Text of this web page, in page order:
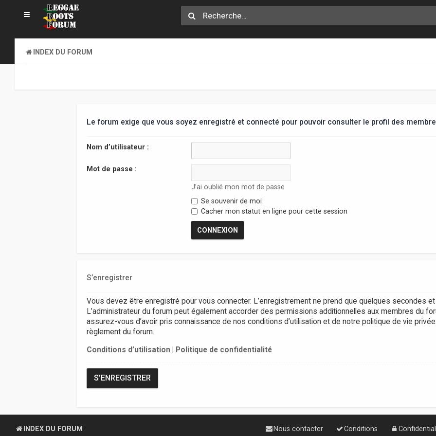
INDEX DU FORUM
Le forum exige que vous soyez enregistré et connecté pour pouvoir consulter le profil des
Nom d’utilisateur :
Mot de passe :
J’ai oublié mon mot de passe
Se souvenir de moi
Cacher mon statut en ligne pour cette session
S’enregistrer
Vous devez être enregistré pour vous connecter. L’enregistrement ne prend que quelques secondes
L’administrateur du forum peut également accorder des permissions additionnelles aux membres du
assurez-vous d’avoir pris connaissance de nos conditions d’utilisation et de notre politique de vie
règlement du forum.
Conditions d’utilisation Politique de confidentialité
S’ENREGISTRER
INDEX DU FORUM Conditions
Nous contacter